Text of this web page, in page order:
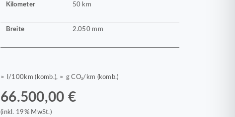
Kilometer 50 km
Breite 2.050 mm
≈ l/100km (komb.), ≈ g CO₂/km (komb.)
66.500,00 €
(inkl. 19% MwSt.)